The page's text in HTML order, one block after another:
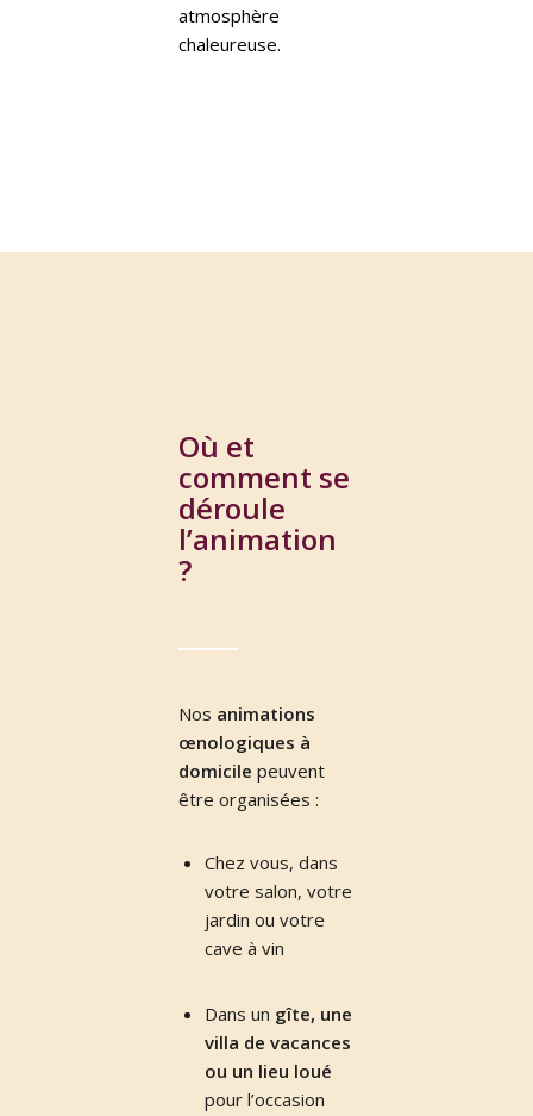
atmosphère
chaleureuse.
Où et
comment se
déroule
l’animation
?
Nos animations
œnologiques à
domicile peuvent
être organisées :
Chez vous, dans
votre salon, votre
jardin ou votre
cave à vin
Dans un gîte, une
villa de vacances
ou un lieu loué
pour l’occasion